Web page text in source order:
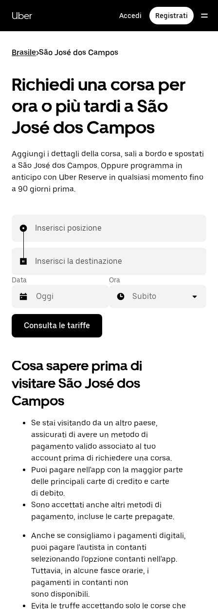
contenuto
principale
Uber Accedi Registrati
Brasile>São José dos Campos
Richiedi una corsa per
ora o più tardi a São
José dos Campos
Aggiungi i dettagli della corsa, sali a bordo e spostati
a São José dos Campos. Oppure programma in
anticipo con Uber Reserve in qualsiasi momento fino
a 90 giorni prima.
Inserisci posizione
Inserisci la destinazione
Data
Utilizza
tasto
freccia
verso
il
basso
per
interagire
calendario
selezionare
data.
Utilizza
pulsante
Esc
chiudere
calendario.
Ora
Subito
Consulta le tariffe
Cosa sapere prima di
visitare São José dos
Campos
Se stai visitando da un altro paese,
assicurati di avere un metodo di
pagamento valido associato al tuo
account prima di richiedere una corsa.
Puoi pagare nell'app con la maggior parte
delle principali carte di credito e carte
di debito.
Sono accettati anche altri metodi di
pagamento, incluse le carte prepagate.
Anche se consigliamo i pagamenti digitali,
puoi pagare l'autista in contanti
selezionando l'opzione contanti nell'app.
Tuttavia, in alcune fasce orarie, i
pagamenti in contanti non
sono disponibili.
Evita le truffe accettando solo le corse che